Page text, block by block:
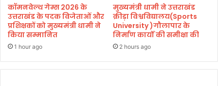
न्फैं
ट्री
ब
टा
लि
र
ण
में
ला
प
कॉमनवेल्थ गेम्स 2026 के
उत्तराखंड के पदक विजेताओं और
प्रशिक्षकों को मुख्यमंत्री धामी ने
किया सम्मानित
1 hour ago
मुख्यमंत्री धामी ने उत्तराखंड
क्रीड़ा विश्वविद्यालय(Sports
University )गौलापार के
निर्माण कार्यों की समीक्षा की
2 hours ago